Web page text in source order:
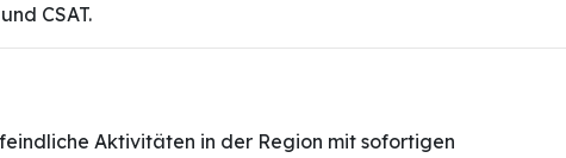
CSAT.
Aktivitäten in der Region mit sofortigen